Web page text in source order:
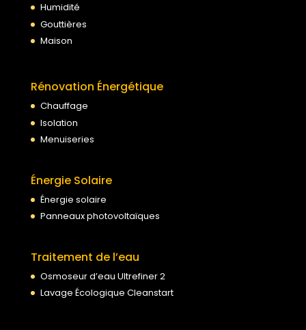
Humidité
Gouttières
Maison
Rénovation Énergétique
Chauffage
Isolation
Menuiseries
Énergie Solaire
Énergie solaire
Panneaux photovoltaïques
Traitement de l’eau
Osmoseur d’eau Ultrefiner 2
Lavage Écologique Cleanstart